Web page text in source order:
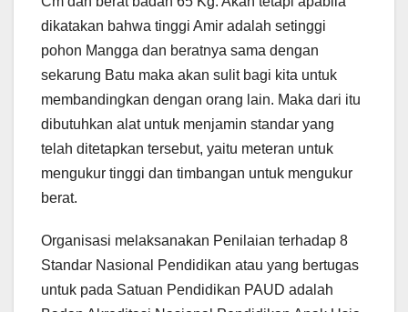
dikatakan bahwa tinggi Amir adalah setinggi
pohon Mangga dan beratnya sama dengan
sekarung Batu maka akan sulit bagi kita untuk
membandingkan dengan orang lain. Maka dari itu
dibutuhkan alat untuk menjamin standar yang
telah ditetapkan tersebut, yaitu meteran untuk
mengukur tinggi dan timbangan untuk mengukur
berat.
Organisasi melaksanakan Penilaian terhadap 8
Standar Nasional Pendidikan atau yang bertugas
untuk pada Satuan Pendidikan PAUD adalah